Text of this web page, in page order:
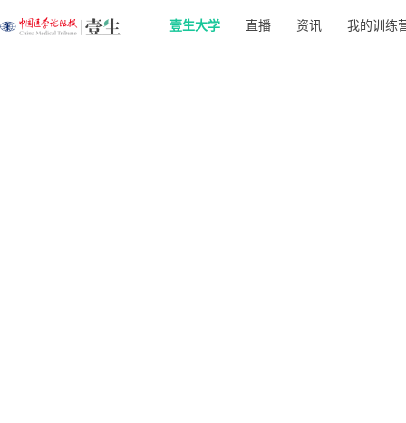
壹生大学 直播 资讯 我的训练